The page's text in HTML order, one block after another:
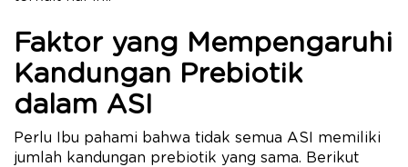
Faktor yang Mempengaruhi
Kandungan Prebiotik
dalam ASI
Perlu Ibu pahami bahwa tidak semua ASI memiliki
jumlah kandungan prebiotik yang sama. Berikut